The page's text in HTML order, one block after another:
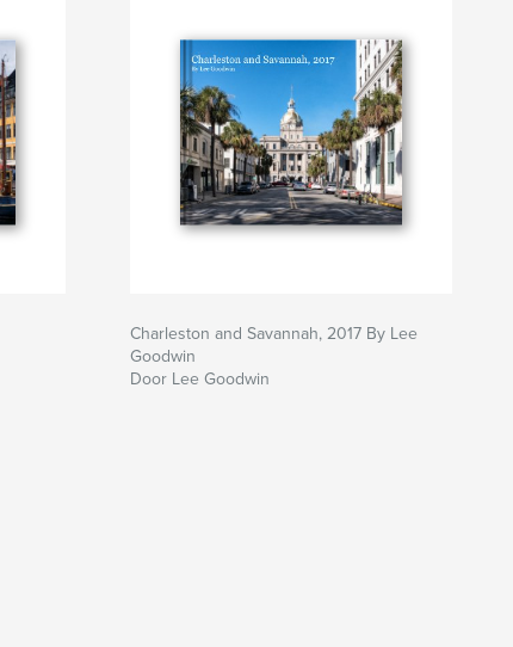
Charleston and Savannah, 2017 By Lee
Goodwin
Door Lee Goodwin